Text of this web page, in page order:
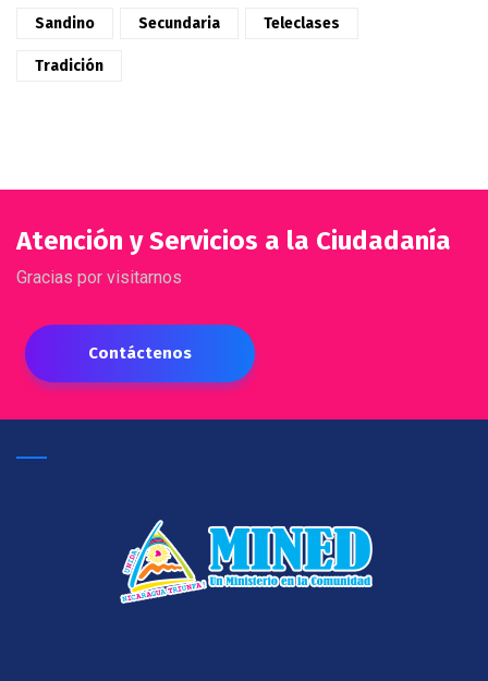
Sandino Secundaria Teleclases
Tradición
Atención y Servicios a la Ciudadanía
Gracias por visitarnos
Contáctenos